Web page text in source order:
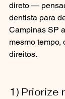
direto —
dentista para
Campinas SP
mesmo tempo,
direitos.
1) Priorize